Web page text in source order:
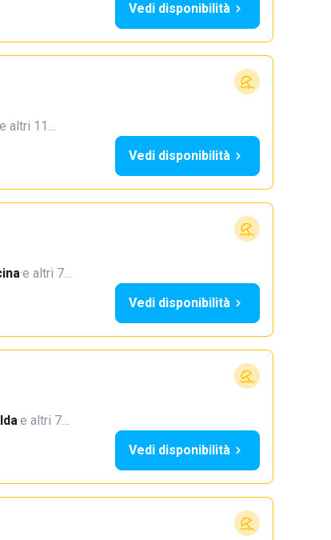
Vedi disponibilità
e altri 11…
Vedi disponibilità
·e altri 7…
Vedi disponibilità
·e altri 7…
Vedi disponibilità